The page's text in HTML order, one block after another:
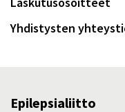
Yhdistysten
Epilepsialiitto